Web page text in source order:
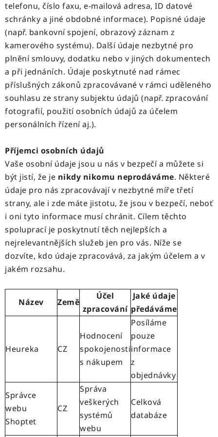
telefonu, číslo faxu, e-mailová adresa, ID datové
schránky a jiné obdobné informace). Popisné údaje
(např. bankovní spojení, obrazový záznam z
kamerového systému). Další údaje nezbytné pro
plnění smlouvy, dodatku nebo v jiných dokumentech
a při jednáních. Údaje poskytnuté nad rámec
příslušných zákonů zpracovávané v rámci uděleného
souhlasu ze strany subjektu údajů (např. zpracování
fotografií, použití osobních údajů za účelem
personálních řízení aj.).
Příjemci osobních údajů
Vaše osobní údaje jsou u nás v bezpečí a můžete si
být jistí, že je nikdy nikomu neprodáváme. Některé
údaje pro nás zpracovávají v nezbytné míře třetí
strany, ale i zde máte jistotu, že jsou v bezpečí, neboť
i oni tyto informace musí chránit. Cílem těchto
spoluprací je poskytnutí těch nejlepších a
nejrelevantnějších služeb jen pro vás. Níže se
dozvíte, kdo údaje zpracovává, za jakým účelem a v
jakém rozsahu.
Název Země
Účel
zpracování
Jaké údaje
předáváme
Heureka CZ
Hodnocení
spokojenosti
s nákupem
Posíláme
pouze
informace
z
objednávky
Správce
webu
Shoptet
CZ
Správa
veškerých
systémů
webu
Celková
databáze